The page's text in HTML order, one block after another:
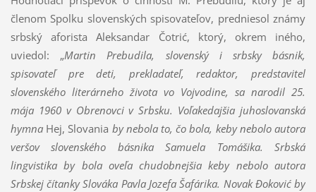
členom Spolku slovenských spisovateľov, predniesol známy
srbský aforista Aleksandar Čotrić, ktorý, okrem iného,
uviedol: „Martin Prebudila, slovenský i srbsky básnik,
spisovateľ pre deti, prekladateľ, redaktor, predstaviteľ
slovenského literárneho života vo Vojvodine, sa narodil 25.
mája 1960 v Obrenovci v Srbsku. Voľakedajšia juhoslovanská
hymna Hej, Slovania by nebola to, čo bola, keby nebolo autora
veršov slovenského básnika Samuela Tomášika. Srbská
lingvistika by bola oveľa chudobnejšia keby nebolo autora
Srbskej čítanky Slováka Pavla Jozefa Šafárika. NovakĐoković by